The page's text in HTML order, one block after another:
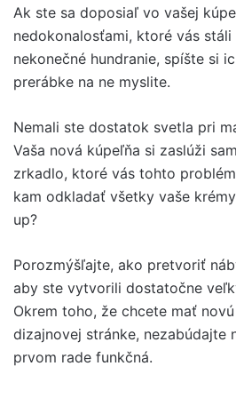
Ak ste sa doposiaľ vo vašej
nedokonalosťami, ktoré vás
nekonečné hundranie, spíšte si
prerábke na ne myslite.
Nemali ste dostatok svetla pri
Vaša nová kúpeľňa si zaslúži
zrkadlo, ktoré vás tohto
kam odkladať všetky vaše
up?
Porozmýšľajte, ako pretvoriť
aby ste vytvorili dostatočne
Okrem toho, že chcete mať
dizajnovej stránke, nezabúdajte
prvom rade funkčná.